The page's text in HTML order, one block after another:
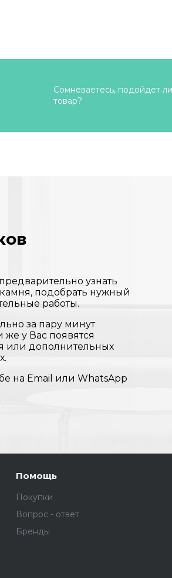
Сомневаетесь, подойдет
товар?
узнать
подобрать нужный
работы.
за пару минут
у Вас появятся
или дополнительных
на Email или WhatsApp
Помощь
Покупки
Вопрос - ответ
Бренды